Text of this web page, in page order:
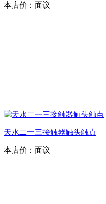
本店价： 面议
天水二一三接触器触头触点
本店价： 面议